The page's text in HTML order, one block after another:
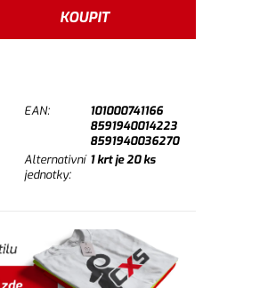
KOUPIT
EAN:
101000741166
8591940014223
8591940036270
Alternativní
jednotky:
1krt je20ks